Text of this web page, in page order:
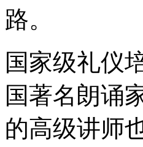
路。
国家级礼仪
国著名朗诵
的高级讲师